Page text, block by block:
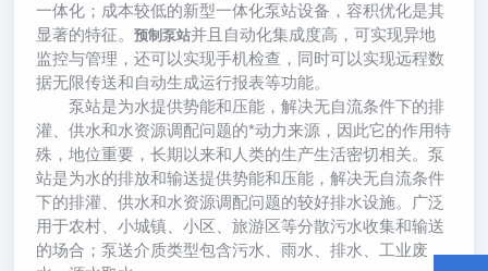
一体化；成本较低的新型一体化泵站设备，容积优化是其
显著的特征。预制泵站并且自动化集成度高，可实现异地
监控与管理，还可以实现手机检查，同时可以实现远程数
据无限传送和自动生成运行报表等功能。
泵站是为水提供势能和压能，解决无自流条件下的排
灌、供水和水资源调配问题的*动力来源，因此它的作用特
殊，地位重要，长期以来和人类的生产生活密切相关。泵
站是为水的排放和输送提供势能和压能，解决无自流条件
下的排灌、供水和水资源调配问题的较好排水设施。广泛
用于农村、小城镇、小区、旅游区等分散污水收集和输送
的场合；泵送介质类型包含污水、雨水、排水、工业废